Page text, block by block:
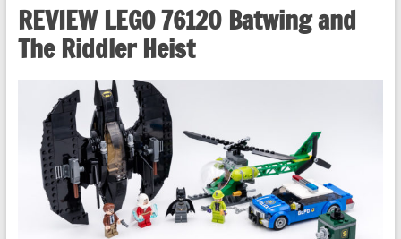
REVIEW LEGO 76120 Batwing and
The Riddler Heist